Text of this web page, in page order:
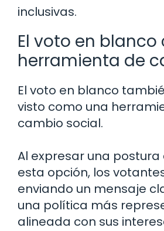
inclusivas.
El voto en
herramienta de
El voto en blanco
visto como una
cambio social.
Al expresar una
esta opción, los
enviando un mensaje
una política más
alineada con sus